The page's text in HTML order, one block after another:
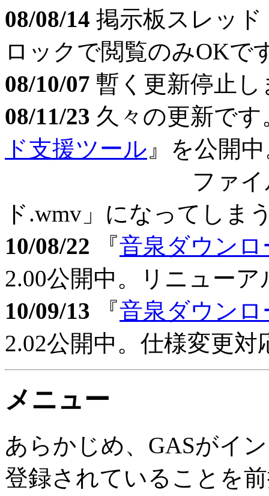
08/08/14 掲示板スレッ
ロックで閲覧のみOKで
08/10/07 暫く更新停止
08/11/23 久々の更新で
ド支援ツール 』を公開
ファイル名が
ド.wmv」になってしま
10/08/22
『音泉ダウン
2.00公開中。リニューア
10/09/13
『音泉ダウン
2.02公開中。仕様変更対
メニュー
あらかじめ、GASがイ
登録されていることを